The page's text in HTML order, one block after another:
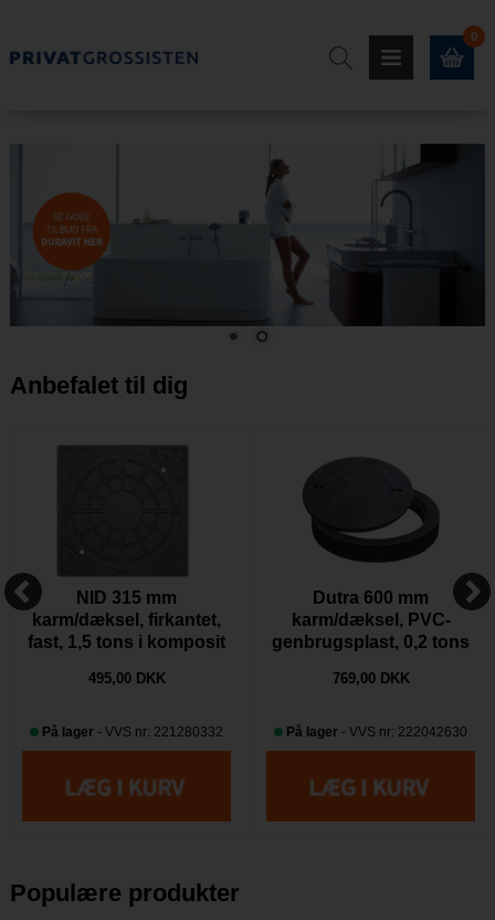
0
Anbefalet til dig
NID 315 mm
karm/dæksel, firkantet,
fast, 1,5 tons i komposit
495,00 DKK
På lager - VVS nr: 221280332
Dutra 600 mm
karm/dæksel, PVC-
genbrugsplast, 0,2 tons
769,00 DKK
På lager - VVS nr: 222042630
Populære produkter